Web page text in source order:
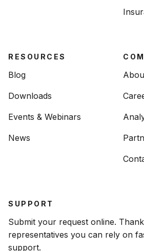
RESOURCES
Blog
Downloads
Events & Webinars
News
SUPPORT
Submit your request online.
representatives you can rely on
support.